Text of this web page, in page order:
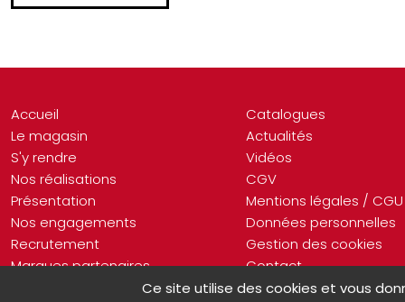
Accueil
Le magasin
S'y rendre
Nos réalisations
Présentation
Nos engagements
Recrutement
Marques partenaires
Catalogues
Actualités
Vidéos
CGV
Mentions légales / CGU
Données personnelles
Gestion des cookies
Contact
Ce site utilise des cookies et vous